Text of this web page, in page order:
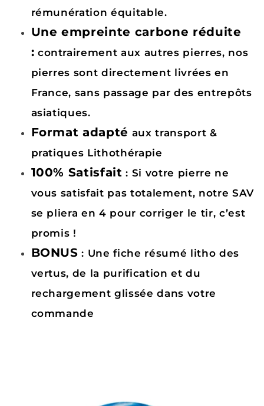
rémunération équitable.
Une empreinte carbone réduite
: contrairement aux autres pierres, nos
pierres sont directement livrées en
France, sans passage par des entrepôts
asiatiques.
Format adapté aux transport &
pratiques Lithothérapie
100% Satisfait : Si votre pierre ne
vous satisfait pas totalement, notre SAV
se pliera en 4 pour corriger le tir, c’est
promis !
BONUS : Une fiche résumé litho des
vertus, de la purification et du
rechargement glissée dans votre
commande